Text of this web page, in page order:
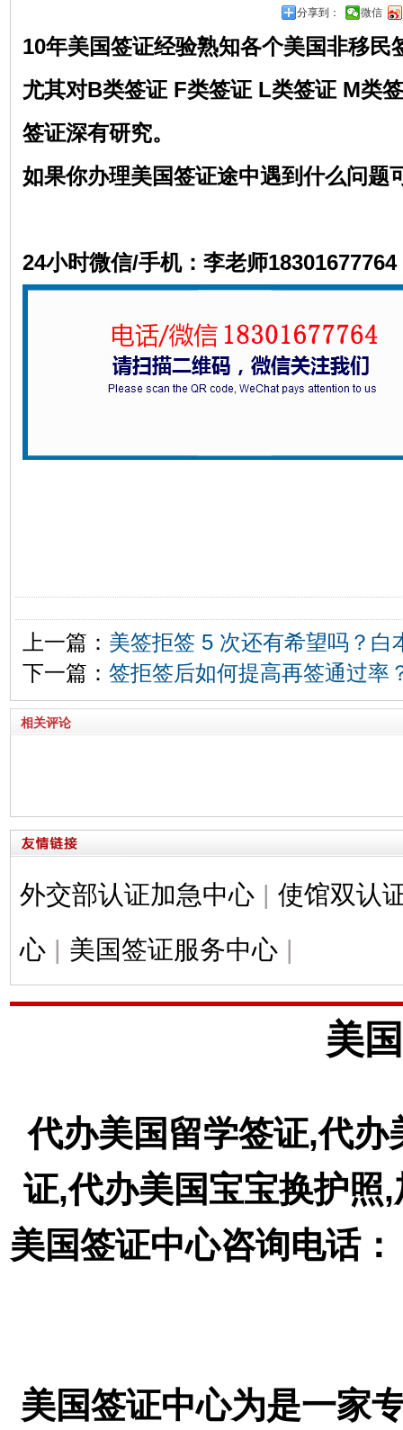
分享到： 微信
10年美国签证经验熟知各个美国非移民
尤其对B类签证 F类签证 L类签证 M类
签证深有研究。
如果你办理美国签证途中遇到什么问题
24小时微信/手机：李老师18301677764
上一篇： 美签拒签 5 次还有希望吗？白
下一篇： 签拒签后如何提高再签通过率
相关评论
外交部认证加急中心 | 使馆双认
心 | 美国签证服务中心 |
美国
代办美国留学签证,代
证,代办美国宝宝换护照
美国签证中心咨询电话
美国签证中心为是一家